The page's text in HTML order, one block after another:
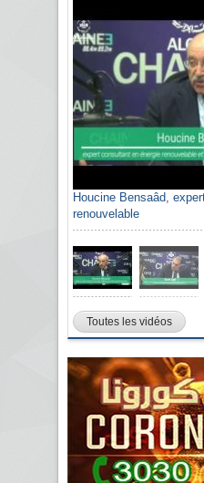
Houcine Bensaâd,
renouvelable
Toutes les vidéos